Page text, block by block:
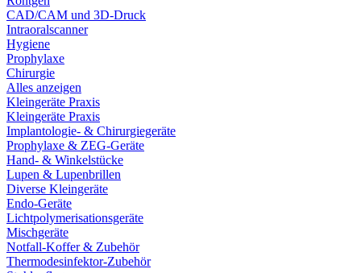
CAD/CAM und 3D-Druck
Intraoralscanner
Hygiene
Prophylaxe
Chirurgie
Alles anzeigen
Kleingeräte Praxis
Kleingeräte Praxis
Implantologie- & Chirurgiegeräte
Prophylaxe & ZEG-Geräte
Hand- & Winkelstücke
Lupen & Lupenbrillen
Diverse Kleingeräte
Endo-Geräte
Lichtpolymerisationsgeräte
Mischgeräte
Notfall-Koffer & Zubehör
Thermodesinfektor-Zubehör